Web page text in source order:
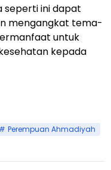
seperti ini dapat
mengangkat tema-
untuk
kepada
Perempuan Ahmadiyah